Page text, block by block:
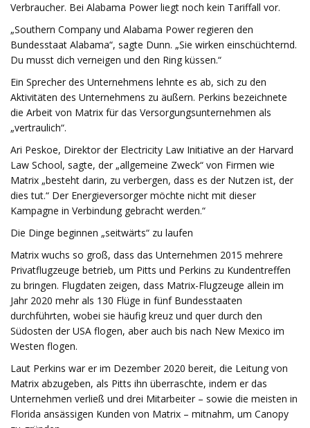
Verbraucher. Bei Alabama Power liegt noch kein Tariffall vor.
„Southern Company und Alabama Power regieren den
Bundesstaat Alabama“, sagte Dunn. „Sie wirken einschüchternd.
Du musst dich verneigen und den Ring küssen.“
Ein Sprecher des Unternehmens lehnte es ab, sich zu den
Aktivitäten des Unternehmens zu äußern. Perkins bezeichnete
die Arbeit von Matrix für das Versorgungsunternehmen als
„vertraulich“.
Ari Peskoe, Direktor der Electricity Law Initiative an der Harvard
Law School, sagte, der „allgemeine Zweck“ von Firmen wie
Matrix „besteht darin, zu verbergen, dass es der Nutzen ist, der
dies tut.“ Der Energieversorger möchte nicht mit dieser
Kampagne in Verbindung gebracht werden.“
Die Dinge beginnen „seitwärts“ zu laufen
Matrix wuchs so groß, dass das Unternehmen 2015 mehrere
Privatflugzeuge betrieb, um Pitts und Perkins zu Kundentreffen
zu bringen. Flugdaten zeigen, dass Matrix-Flugzeuge allein im
Jahr 2020 mehr als 130 Flüge in fünf Bundesstaaten
durchführten, wobei sie häufig kreuz und quer durch den
Südosten der USA flogen, aber auch bis nach New Mexico im
Westen flogen.
Laut Perkins war er im Dezember 2020 bereit, die Leitung von
Matrix abzugeben, als Pitts ihn überraschte, indem er das
Unternehmen verließ und drei Mitarbeiter – sowie die meisten in
Florida ansässigen Kunden von Matrix – mitnahm, um Canopy